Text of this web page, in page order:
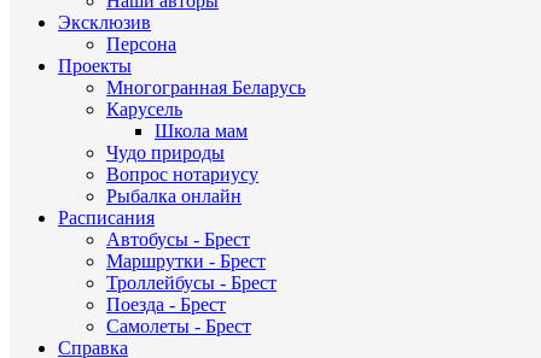
Эксклюзив
Персона
Проекты
Многогранная Беларусь
Карусель
Школа мам
Чудо природы
Вопрос нотариусу
Рыбалка онлайн
Расписания
Автобусы - Брест
Маршрутки - Брест
Троллейбусы - Брест
Поезда - Брест
Самолеты - Брест
Справка